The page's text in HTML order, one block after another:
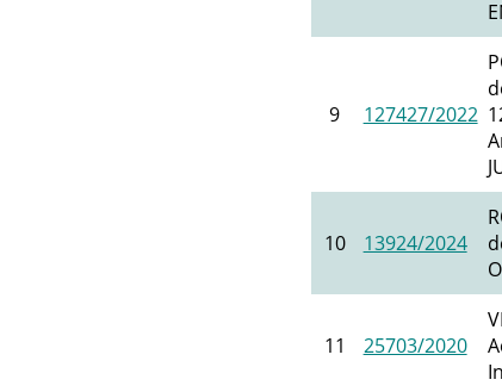
9 127427/2022
10 13924/2024
11 25703/2020